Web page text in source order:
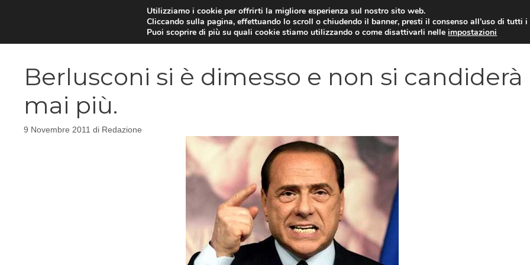
YUAN COIN GOSSIP NEWS DAL
Berlusconi si è dimesso e non si candiderà
mai più.
9 Novembre 2011 di Redazione
Utilizziamo i cookie per offrirti la migliore esperienza sul nostro sito web.
Cliccando sulla pagina, effettuando lo scroll o chiudendo il banner, presti il consenso all’uso di tutti i
Puoi scoprire di più su quali cookie stiamo utilizzando o come disattivarli nelleimpostazioni